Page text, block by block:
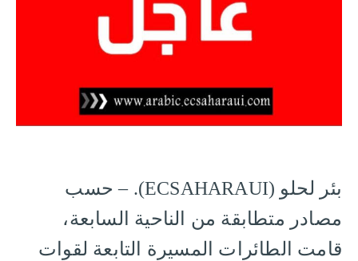
بئر لحلو (ECSAHARAUI). – حسب
مصادر متطابقة من الناحية السابعة،
قامت الطائرات المسيرة التابعة لقوات